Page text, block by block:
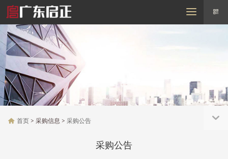
MENU
首页
走进启正
需求信息
采购信息
招标信息
行业动态
联系我们
首页> 采购信息 > 采购公告
采购公告